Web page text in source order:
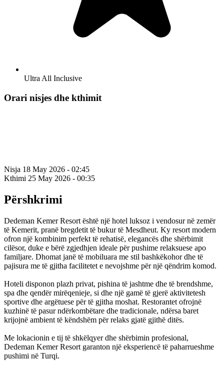
Ultra All Inclusive
Orari nisjes dhe kthimit
Nisja 18 May 2026 - 02:45
Kthimi 25 May 2026 - 00:35
Përshkrimi
Dedeman Kemer Resort është një hotel luksoz i vendosur në zemër
të Kemerit, pranë bregdetit të bukur të Mesdheut. Ky resort modern
ofron një kombinim perfekt të rehatisë, elegancës dhe shërbimit
cilësor, duke e bërë zgjedhjen ideale për pushime relaksuese apo
familjare. Dhomat janë të mobiluara me stil bashkëkohor dhe të
pajisura me të gjitha facilitetet e nevojshme për një qëndrim komod.
Hoteli disponon plazh privat, pishina të jashtme dhe të brendshme,
spa dhe qendër mirëqenieje, si dhe një gamë të gjerë aktivitetesh
sportive dhe argëtuese për të gjitha moshat. Restorantet ofrojnë
kuzhinë të pasur ndërkombëtare dhe tradicionale, ndërsa baret
krijojnë ambient të këndshëm për relaks gjatë gjithë ditës.
Me lokacionin e tij të shkëlqyer dhe shërbimin profesional,
Dedeman Kemer Resort garanton një eksperiencë të paharrueshme
pushimi në Turqi.